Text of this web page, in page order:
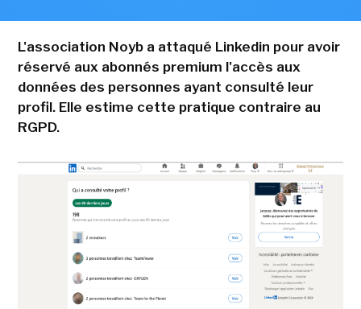
L'association Noyb a attaqué Linkedin pour avoir
réservé aux abonnés premium l'accès aux
données des personnes ayant consulté leur
profil. Elle estime cette pratique contraire au
RGPD.